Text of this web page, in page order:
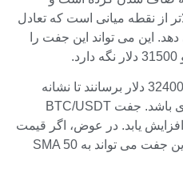
از نقطه میانی است که تعادل
این می تواند این جفت را
خریداران باید قیمت را به بالای 32400 دلار برسانند تا نشانه
شروع مرحله بعدی روند صعودی باشد. جفت BTC/USDT
بعداً تا 40000 دلار افزایش یابد. در عوض، اگر قیمت
به زیر 29500 دلار کاهش یابد، این جفت می تواند به SMA 50